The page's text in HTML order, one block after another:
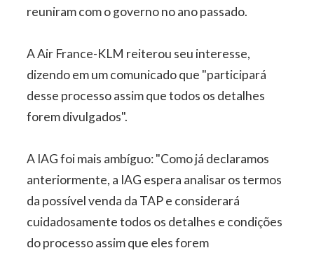
reuniram com o governo no ano passado.
A Air France-KLM reiterou seu interesse,
dizendo em um comunicado que "participará
desse processo assim que todos os detalhes
forem divulgados".
A IAG foi mais ambíguo: "Como já declaramos
anteriormente, a IAG espera analisar os termos
da possível venda da TAP e considerará
cuidadosamente todos os detalhes e condições
do processo assim que eles forem